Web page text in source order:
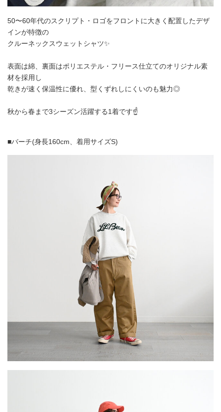
50〜60年代のスクリプト・ロゴをフロントに大きく配置したデザ
インが特徴の
クルーネックスウェットシャツ✨
表面は綿、裏面はポリエステル・フリース仕立てのオリジナル素
材を採用し
乾きが速く保温性に優れ、型くずれしにくいのも魅力◎
秋から春まで3シーズン活躍する1着です☝️
■バーチ(身長160cm、着用サイズS)